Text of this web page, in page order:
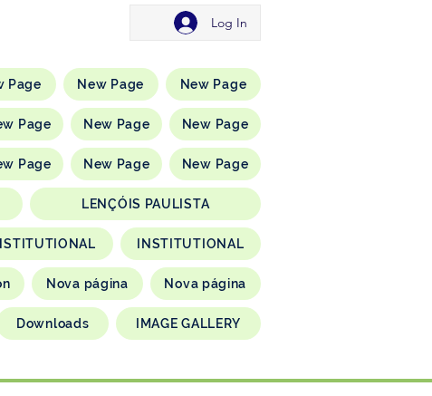
Page New Page New Page
Page New Page New Page
Page New Page New Page
LENÇÓIS PAULISTA
INSTITUTIONAL
Nova página Nova página
Downloads IMAGE GALLERY
Log In